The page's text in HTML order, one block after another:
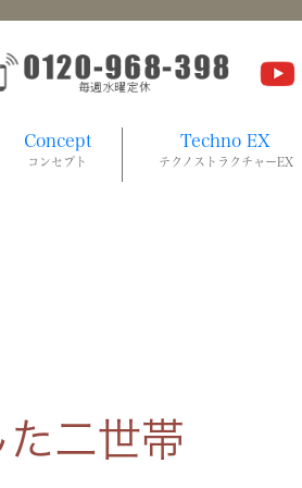
Concept
コンセプト
Techno EX
テクノストラクチャーEX
二世帯